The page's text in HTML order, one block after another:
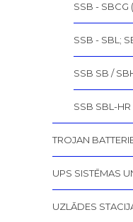
SSB - SBCG
SSB - SBL;
SSB SB /
SSB SBL-HR
TROJAN
UPS SISTĒMAS
UZLĀDES